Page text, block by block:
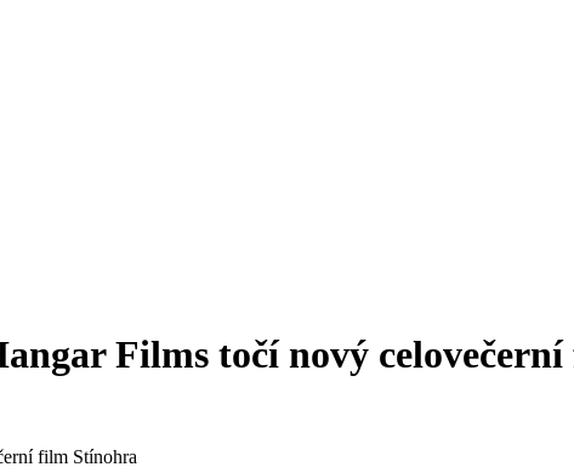
Films točí nový